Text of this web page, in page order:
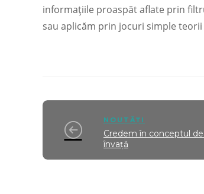
informațiile proaspăt aflate prin
sau aplicăm prin jocuri simple
NOUTĂȚI
Credem în conceptul de
învață